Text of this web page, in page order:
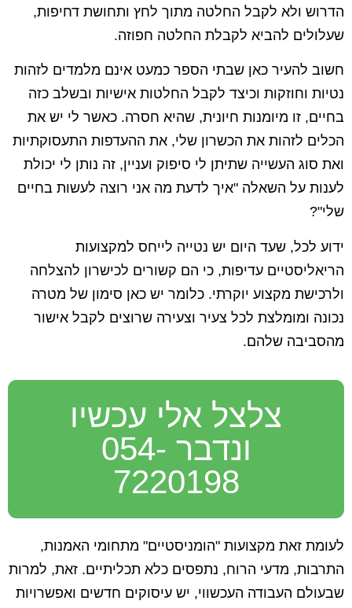
הדרוש ולא לקבל החלטה מתוך לחץ ותחושת דחיפות,
שעלולים להביא לקבלת החלטה חפוזה.
חשוב להעיר כאן שבתי הספר כמעט אינם מלמדים לזהות
נטיות וחוזקות וכיצד לקבל החלטות אישיות ובשלב כזה
בחיים, זו מיומנות חיונית, שהיא חסרה. כאשר לי יש את
הכלים לזהות את הכשרון שלי, את ההעדפות התעסוקתיות
ואת סוג העשייה שתיתן לי סיפוק ועניין, זה נותן לי יכולת
לענות על השאלה "איך לדעת מה אני רוצה לעשות בחיים
שלי"?
ידוע לכל, שעד היום יש נטייה לייחס למקצועות
הריאליסטיים עדיפות, כי הם קשורים לכישרון להצלחה
ולרכישת מקצוע יוקרתי. כלומר יש כאן סימון של מטרה
נכונה ומומלצת לכל צעיר וצעירה שרוצים לקבל אישור
מהסביבה שלהם.
צלצל אלי עכשיו
ונדבר 054-
7220198
לעומת זאת מקצועות "הומניסטיים" מתחומי האמנות,
התרבות, מדעי הרוח, נתפסים כלא תכליתיים. זאת, למרות
שבעולם העבודה העכשווי, יש עיסוקים חדשים ואפשרויות